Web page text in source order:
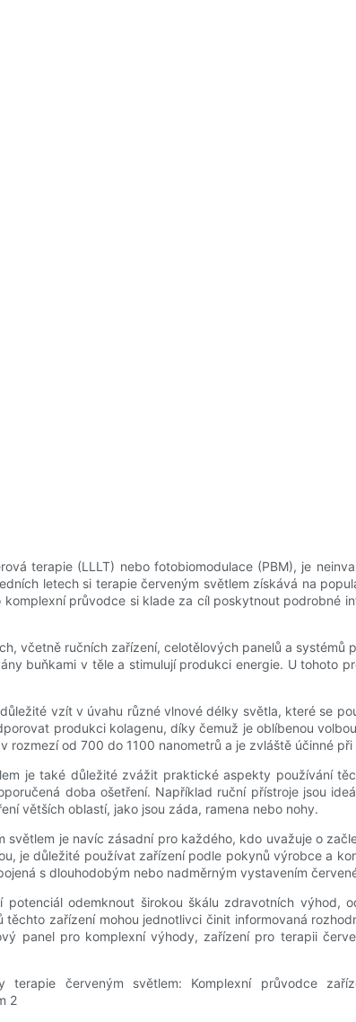
terapie (LLLT) nebo fotobiomodulace (PBM), je
letech si terapie červeným světlem získává na
průvodce si klade za cíl poskytnout podrobné
včetně ručních zařízení, celotělových panelů a
buňkami v těle a stimulují produkci energie. U tohoto
vzít v úvahu různé vlnové délky světla, které se
produkci kolagenu, díky čemuž je oblíbenou
od 700 do 1100 nanometrů a je zvláště účinné
je také důležité zvážit praktické aspekty používání
doba ošetření. Například ruční přístroje jsou
větších oblastí, jako jsou záda, ramena nebo nohy.
je navíc zásadní pro každého, kdo uvažuje o
je důležité používat zařízení podle pokynů výrobce a
s dlouhodobým nebo nadměrným vystavením
odemknout širokou škálu zdravotních
zařízení mohou jednotlivci činit informovaná
panel pro komplexní výhody, zařízení pro terapii